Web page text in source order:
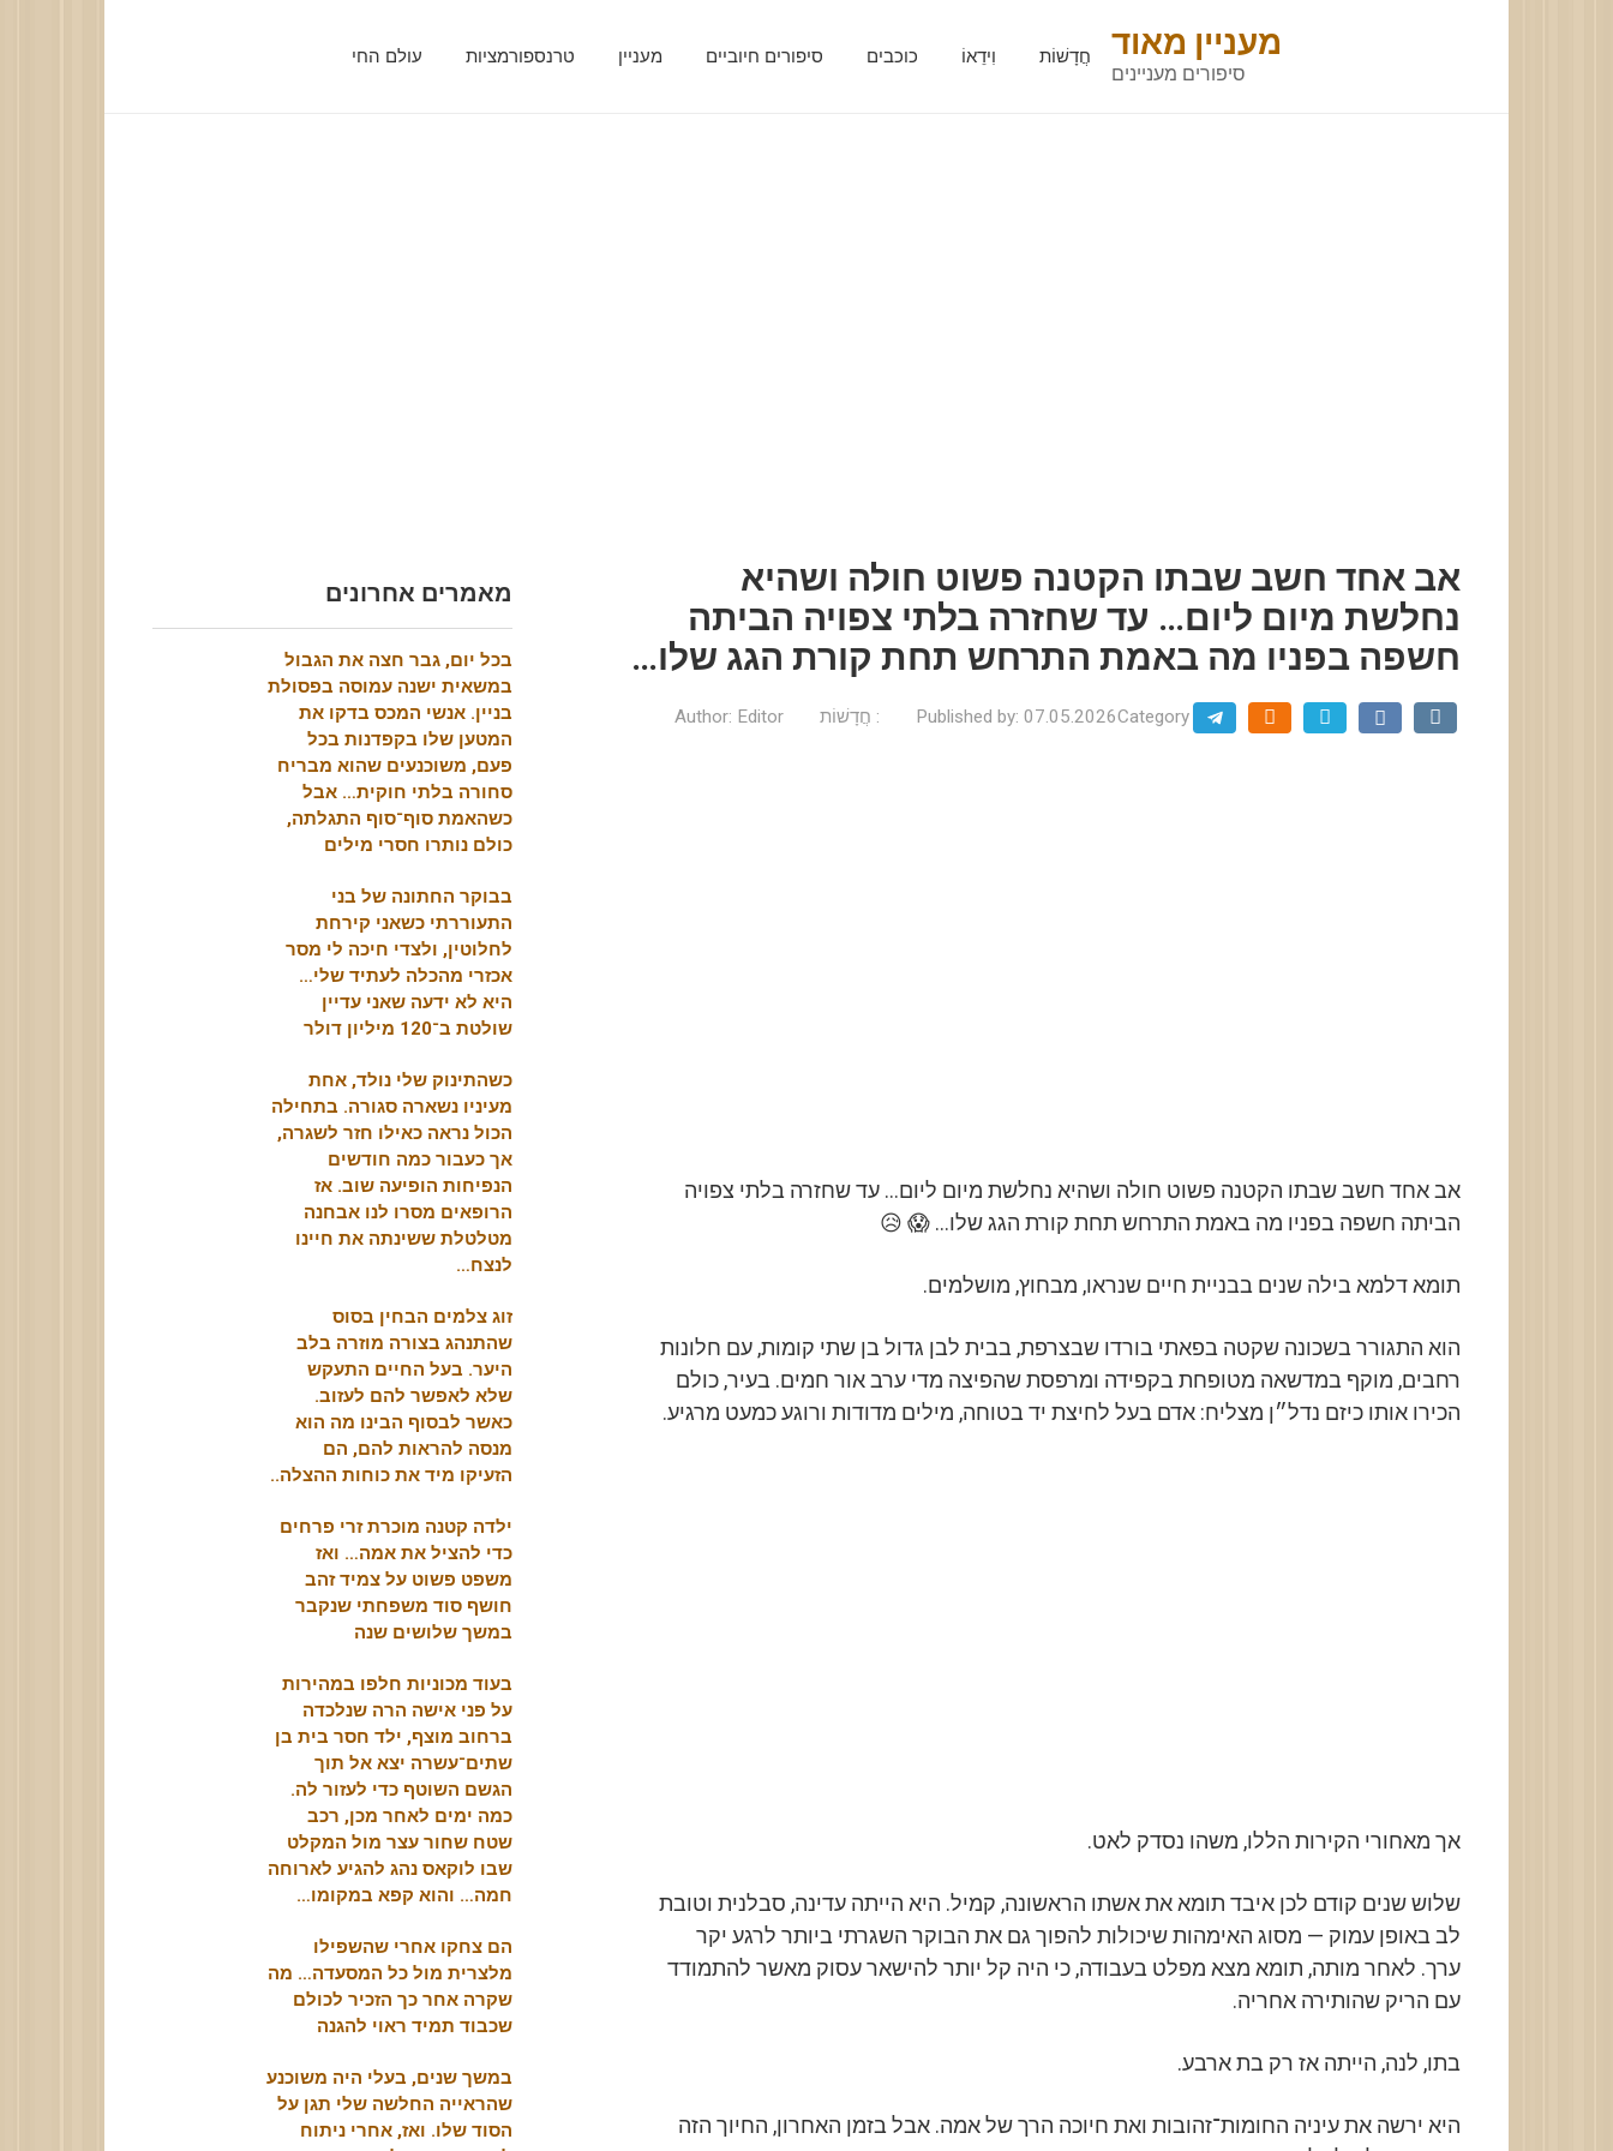
מעניין מאוד
סיפורים מעניינים
חֲדָשׁוֹת וִידֵאוֹ כוכבים סיפורים חיוביים מעניין טרנספורמציות עולם החי
אב אחד חשב שבתו הקטנה פשוט חולה ושהיא
נחלשת מיום ליום… עד שחזרה בלתי צפויה הביתה
חשפה בפניו מה באמת התרחש תחת קורת הגג שלו…
Published by: 07.05.2026Category: חֲדָשׁוֹת Author: Editor
אב אחד חשב שבתו הקטנה פשוט חולה ושהיא נחלשת מיום ליום… עד שחזרה בלתי צפויה
הביתה חשפה בפניו מה באמת התרחש תחת קורת הגג שלו… 😱 😥
תומא דלמא בילה שנים בבניית חיים שנראו, מבחוץ, מושלמים.
הוא התגורר בשכונה שקטה בפאתי בורדו שבצרפת, בבית לבן גדול בן שתי קומות, עם חלונות
רחבים, מוקף במדשאה מטופחת בקפידה ומרפסת שהפיצה מדי ערב אור חמים. בעיר, כולם
הכירו אותו כיזם נדל״ן מצליח: אדם בעל לחיצת יד בטוחה, מילים מדודות ורוגע כמעט מרגיע.
אך מאחורי הקירות הללו, משהו נסדק לאט.
שלוש שנים קודם לכן איבד תומא את אשתו הראשונה, קמיל. היא הייתה עדינה, סבלנית וטובת
לב באופן עמוק — מסוג האימהות שיכולות להפוך גם את הבוקר השגרתי ביותר לרגע יקר
ערך. לאחר מותה, תומא מצא מפלט בעבודה, כי היה קל יותר להישאר עסוק מאשר להתמודד
עם הריק שהותירה אחריה.
בתו, לנה, הייתה אז רק בת ארבע.
היא ירשה את עיניה החומות־זהובות ואת חיוכה הרך של אמה. אבל בזמן האחרון, החיוך הזה
מאמרים אחרונים
בכל יום, גבר חצה את הגבול
במשאית ישנה עמוסה בפסולת
בניין. אנשי המכס בדקו את
המטען שלו בקפדנות בכל
פעם, משוכנעים שהוא מבריח
סחורה בלתי חוקית… אבל
כשהאמת סוף־סוף התגלתה,
כולם נותרו חסרי מילים
בבוקר החתונה של בני
התעוררתי כשאני קירחת
לחלוטין, ולצדי חיכה לי מסר
אכזרי מהכלה לעתיד שלי…
היא לא ידעה שאני עדיין
שולטת ב־120 מיליון דולר
כשהתינוק שלי נולד, אחת
מעיניו נשארה סגורה. בתחילה
הכול נראה כאילו חזר לשגרה,
אך כעבור כמה חודשים
הנפיחות הופיעה שוב. אז
הרופאים מסרו לנו אבחנה
מטלטלת ששינתה את חיינו
לנצח…
זוג צלמים הבחין בסוס
שהתנהג בצורה מוזרה בלב
היער. בעל החיים התעקש
שלא לאפשר להם לעזוב.
כאשר לבסוף הבינו מה הוא
מנסה להראות להם, הם
הזעיקו מיד את כוחות ההצלה..
ילדה קטנה מוכרת זרי פרחים
כדי להציל את אמה… ואז
משפט פשוט על צמיד זהב
חושף סוד משפחתי שנקבר
במשך שלושים שנה
בעוד מכוניות חלפו במהירות
על פני אישה הרה שנלכדה
ברחוב מוצף, ילד חסר בית בן
שתים־עשרה יצא אל תוך
הגשם השוטף כדי לעזור לה.
כמה ימים לאחר מכן, רכב
שטח שחור עצר מול המקלט
שבו לוקאס נהג להגיע לארוחה
חמה… והוא קפא במקומו…
הם צחקו אחרי שהשפילו
מלצרית מול כל המסעדה… מה
שקרה אחר כך הזכיר לכולם
שכבוד תמיד ראוי להגנה
במשך שנים, בעלי היה משוכנע
שהראייה החלשה שלי תגן על
הסוד שלו. ואז, אחרי ניתוח